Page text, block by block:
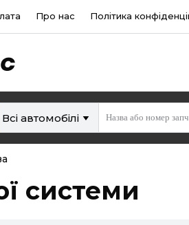
Про нас Політика
Всі автомобілі
системи